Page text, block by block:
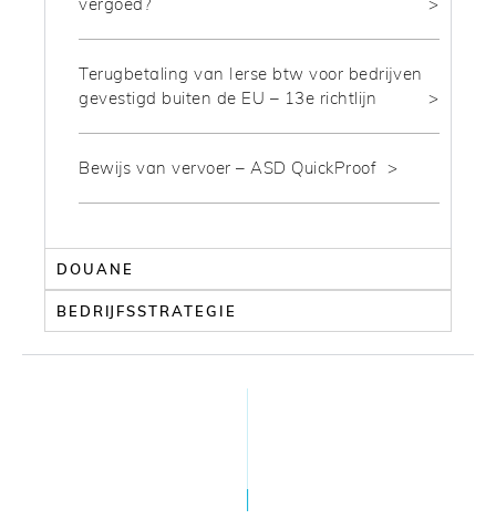
Terugbetaling van Ierse btw voor bedrijven
gevestigd buiten de EU – 13e richtlijn
Bewijs van vervoer – ASD QuickProof
DOUANE
BEDRIJFSSTRATEGIE